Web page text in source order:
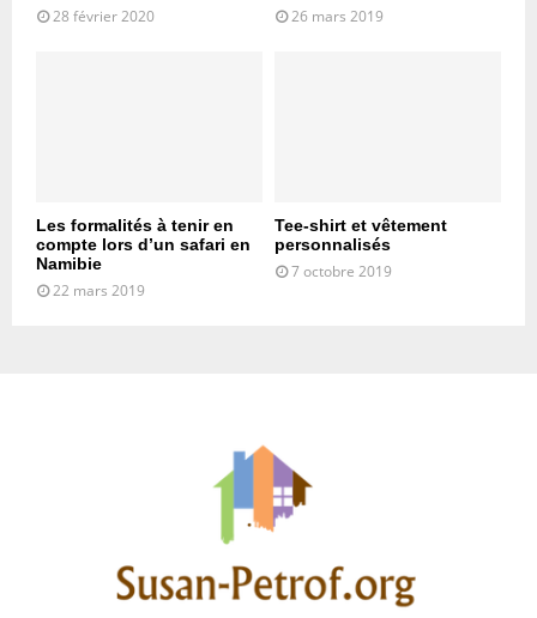
28 février 2020 26 mars 2019
Les formalités à tenir en
compte lors d’un safari en
Namibie
22 mars 2019
Tee-shirt et vêtement
personnalisés
7 octobre 2019